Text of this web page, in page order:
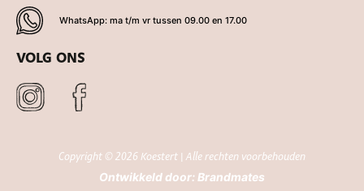
WhatsApp: ma t/m vr tussen 09.00 en 17.00
VOLG ONS
Copyright © 2026 Koestert | Alle rechten voorbehouden
Ontwikkeld door: Brandmates